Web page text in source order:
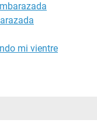
mi vientre